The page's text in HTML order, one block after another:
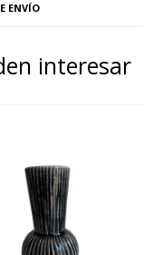
ENVÍO
interesar